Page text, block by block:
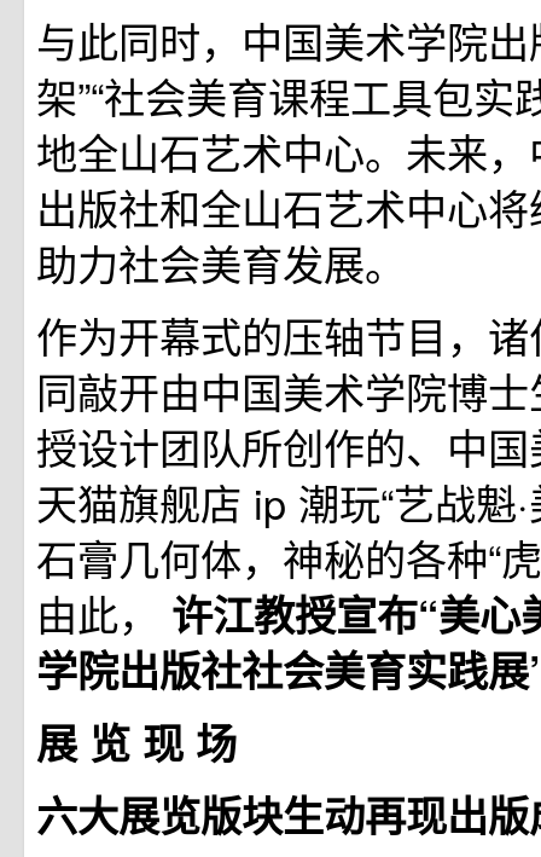
与此同时，中国美术学院出
架”“社会美育课程工具包实
地全山石艺术中心。未来
出版社和全山石艺术中心
助力社会美育发展。
作为开幕式的压轴节目，
同敲开由中国美术学院博
授设计团队所创作的、中
天猫旗舰店 ip 潮玩“艺战魁
石膏几何体，神秘的各种“
由此， 许江教授宣布“美心
学院出版社社会美育实践
展 览 现 场
六大展览版块生动再现出